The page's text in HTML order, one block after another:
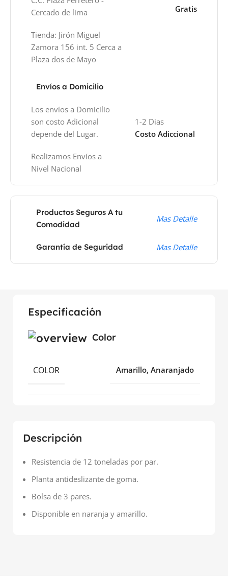
Cercado de lima
Tienda: Jirón Miguel
Zamora 156 int. 5 Cerca a
Plaza dos de Mayo
Gratis
Envíos a Domicilio
Los envíos a Domicilio
son costo Adicional
depende del Lugar.
Realizamos Envíos a
Nivel Nacional
1-2 Dias
Costo Adiccional
Productos Seguros A tu
Comodidad
Mas Detalle
Garantía de Seguridad Mas Detalle
Descripción
Resistencia de 12 toneladas por par.
Planta antideslizante de goma.
Bolsa de 3 pares.
Disponible en naranja y amarillo.
Especificación
Color
COLOR Amarillo, Anaranjado